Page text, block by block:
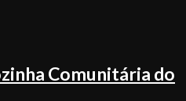
Comunitária do